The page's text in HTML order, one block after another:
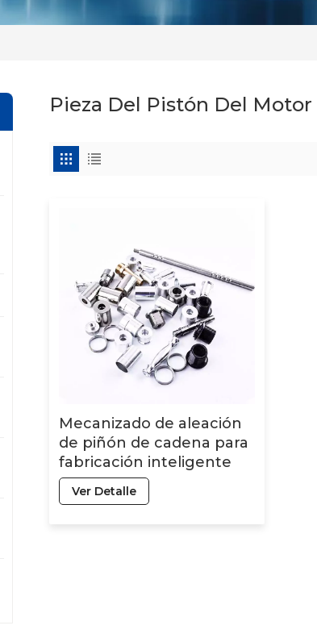
Pieza Del Pistón Del Motor
Mecanizado de aleación
de piñón de cadena para
fabricación inteligente
Ver Detalle